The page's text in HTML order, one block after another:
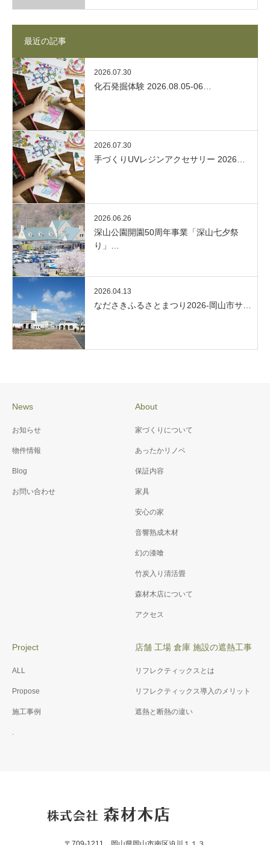
最近の記事
2026.07.30
化石発掘体験 2026.08.05-06…
2026.07.30
手づくりUVレジンアクセサリー 2026…
2026.06.26
深山公園開園50周年事業「深山七夕祭
り」…
2026.04.13
なださきふるさとまつり2026-岡山市サ…
News
お知らせ
物件情報
Blog
お問い合わせ
About
家づくりについて
あったかリノベ
保証内容
家具
安心の家
音響熟成木材
幻の漆喰
竹炭入り清活畳
森材木店について
アクセス
Project
ALL
Propose
施工事例
.
店舗 工場 倉庫 施設の遮熱工事
リフレクティックスとは
リフレクティックス導入のメリット
遮熱と断熱の違い